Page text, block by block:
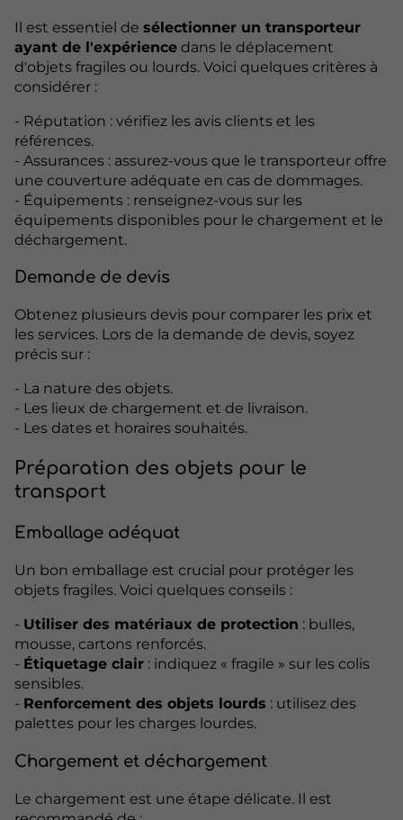
Il est essentiel de sélectionner un transporteur
ayant de l'expérience dans le déplacement
d'objets fragiles ou lourds. Voici quelques critères à
considérer :
- Réputation : vérifiez les avis clients et les
références.
- Assurances : assurez-vous que le transporteur offre
une couverture adéquate en cas de dommages.
- Équipements : renseignez-vous sur les
équipements disponibles pour le chargement et le
déchargement.
Demande de devis
Obtenez plusieurs devis pour comparer les prix et
les services. Lors de la demande de devis, soyez
précis sur :
- La nature des objets.
- Les lieux de chargement et de livraison.
- Les dates et horaires souhaités.
Préparation des objets pour le
transport
Emballage adéquat
Un bon emballage est crucial pour protéger les
objets fragiles. Voici quelques conseils :
- Utiliser des matériaux de protection : bulles,
mousse, cartons renforcés.
- Étiquetage clair : indiquez « fragile » sur les colis
sensibles.
- Renforcement des objets lourds : utilisez des
palettes pour les charges lourdes.
Chargement et déchargement
Le chargement est une étape délicate. Il est